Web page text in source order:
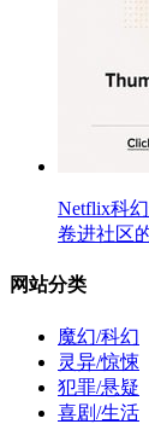
Netflix科
卷进社区
网站分类
魔幻/科幻
灵异/惊悚
犯罪/悬疑
喜剧/生活